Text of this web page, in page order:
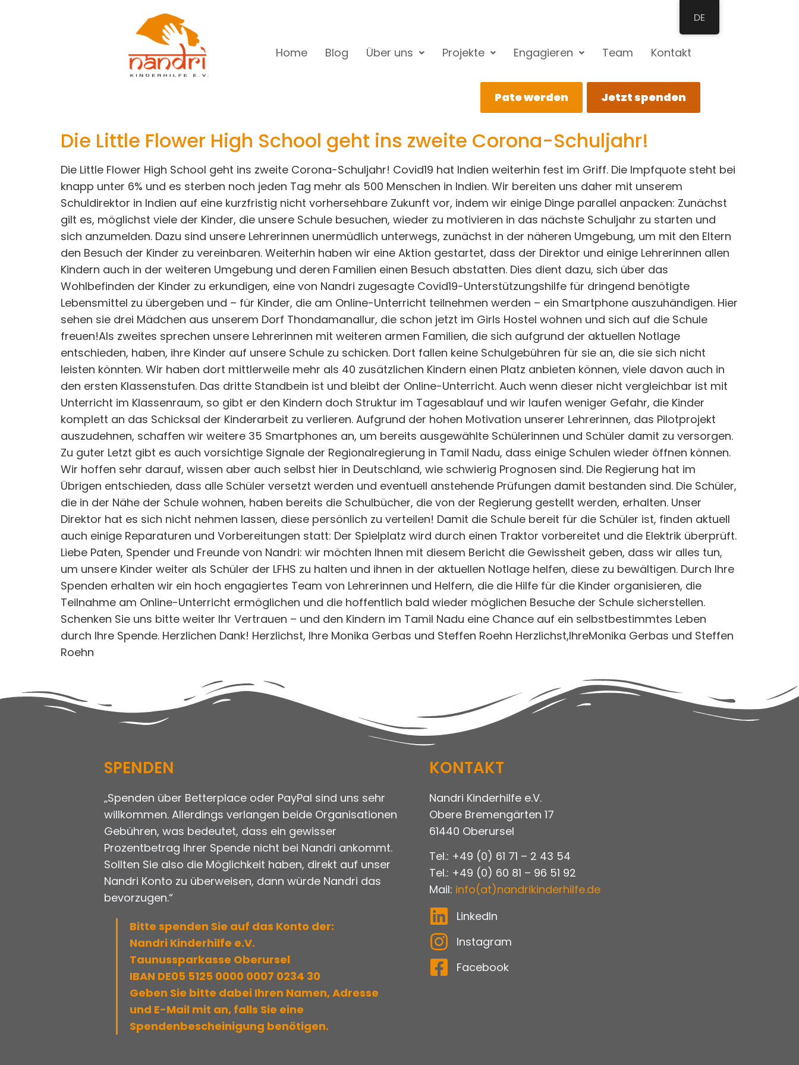
Home Blog Über uns Projekte Engagieren Team Kontakt
Pate werden Jetzt spenden
Die Little Flower High School geht ins zweite Corona-Schuljahr!
Die Little Flower High School geht ins zweite Corona-Schuljahr! Covid19 hat Indien weiterhin fest im Griff. Die Impfquote steht bei
knapp unter 6% und es sterben noch jeden Tag mehr als 500 Menschen in Indien. Wir bereiten uns daher mit unserem
Schuldirektor in Indien auf eine kurzfristig nicht vorhersehbare Zukunft vor, indem wir einige Dinge parallel anpacken: Zunächst
gilt es, möglichst viele der Kinder, die unsere Schule besuchen, wieder zu motivieren in das nächste Schuljahr zu starten und
sich anzumelden. Dazu sind unsere Lehrerinnen unermüdlich unterwegs, zunächst in der näheren Umgebung, um mit den Eltern
den Besuch der Kinder zu vereinbaren. Weiterhin haben wir eine Aktion gestartet, dass der Direktor und einige Lehrerinnen allen
Kindern auch in der weiteren Umgebung und deren Familien einen Besuch abstatten. Dies dient dazu, sich über das
Wohlbefinden der Kinder zu erkundigen, eine von Nandri zugesagte Covid19-Unterstützungshilfe für dringend benötigte
Lebensmittel zu übergeben und – für Kinder, die am Online-Unterricht teilnehmen werden – ein Smartphone auszuhändigen. Hier
sehen sie drei Mädchen aus unserem Dorf Thondamanallur, die schon jetzt im Girls Hostel wohnen und sich auf die Schule
freuen!Als zweites sprechen unsere Lehrerinnen mit weiteren armen Familien, die sich aufgrund der aktuellen Notlage
entschieden, haben, ihre Kinder auf unsere Schule zu schicken. Dort fallen keine Schulgebühren für sie an, die sie sich nicht
leisten könnten. Wir haben dort mittlerweile mehr als 40 zusätzlichen Kindern einen Platz anbieten können, viele davon auch in
den ersten Klassenstufen. Das dritte Standbein ist und bleibt der Online-Unterricht. Auch wenn dieser nicht vergleichbar ist mit
Unterricht im Klassenraum, so gibt er den Kindern doch Struktur im Tagesablauf und wir laufen weniger Gefahr, die Kinder
komplett an das Schicksal der Kinderarbeit zu verlieren. Aufgrund der hohen Motivation unserer Lehrerinnen, das Pilotprojekt
auszudehnen, schaffen wir weitere 35 Smartphones an, um bereits ausgewählte Schülerinnen und Schüler damit zu versorgen.
Zu guter Letzt gibt es auch vorsichtige Signale der Regionalregierung in Tamil Nadu, dass einige Schulen wieder öffnen können.
Wir hoffen sehr darauf, wissen aber auch selbst hier in Deutschland, wie schwierig Prognosen sind. Die Regierung hat im
Übrigen entschieden, dass alle Schüler versetzt werden und eventuell anstehende Prüfungen damit bestanden sind. Die Schüler,
die in der Nähe der Schule wohnen, haben bereits die Schulbücher, die von der Regierung gestellt werden, erhalten. Unser
Direktor hat es sich nicht nehmen lassen, diese persönlich zu verteilen! Damit die Schule bereit für die Schüler ist, finden aktuell
auch einige Reparaturen und Vorbereitungen statt: Der Spielplatz wird durch einen Traktor vorbereitet und die Elektrik überprüft.
Liebe Paten, Spender und Freunde von Nandri: wir möchten Ihnen mit diesem Bericht die Gewissheit geben, dass wir alles tun,
um unsere Kinder weiter als Schüler der LFHS zu halten und ihnen in der aktuellen Notlage helfen, diese zu bewältigen. Durch Ihre
Spenden erhalten wir ein hoch engagiertes Team von Lehrerinnen und Helfern, die die Hilfe für die Kinder organisieren, die
Teilnahme am Online-Unterricht ermöglichen und die hoffentlich bald wieder möglichen Besuche der Schule sicherstellen.
Schenken Sie uns bitte weiter Ihr Vertrauen – und den Kindern im Tamil Nadu eine Chance auf ein selbstbestimmtes Leben
durch Ihre Spende. Herzlichen Dank! Herzlichst, Ihre Monika Gerbas und Steffen Roehn Herzlichst,IhreMonika Gerbas und Steffen
Roehn
SPENDEN
„Spenden über Betterplace oder PayPal sind uns sehr
willkommen. Allerdings verlangen beide Organisationen
Gebühren, was bedeutet, dass ein gewisser
Prozentbetrag Ihrer Spende nicht bei Nandri ankommt.
Sollten Sie also die Möglichkeit haben, direkt auf unser
Nandri Konto zu überweisen, dann würde Nandri das
bevorzugen.“
Bitte spenden Sie auf das Konto der:
Nandri Kinderhilfe e.V.
Taunussparkasse Oberursel
IBAN DE05 5125 0000 0007 0234 30
Geben Sie bitte dabei Ihren Namen, Adresse
und E-Mail mit an, falls Sie eine
Spendenbescheinigung benötigen.
KONTAKT
Nandri Kinderhilfe e.V.
Obere Bremengärten 17
61440 Oberursel
Tel.: +49 (0) 61 71 – 2 43 54
Tel.: +49 (0) 60 81 – 96 51 92
Mail: info(at)nandrikinderhilfe.de
LinkedIn
Instagram
Facebook
DE